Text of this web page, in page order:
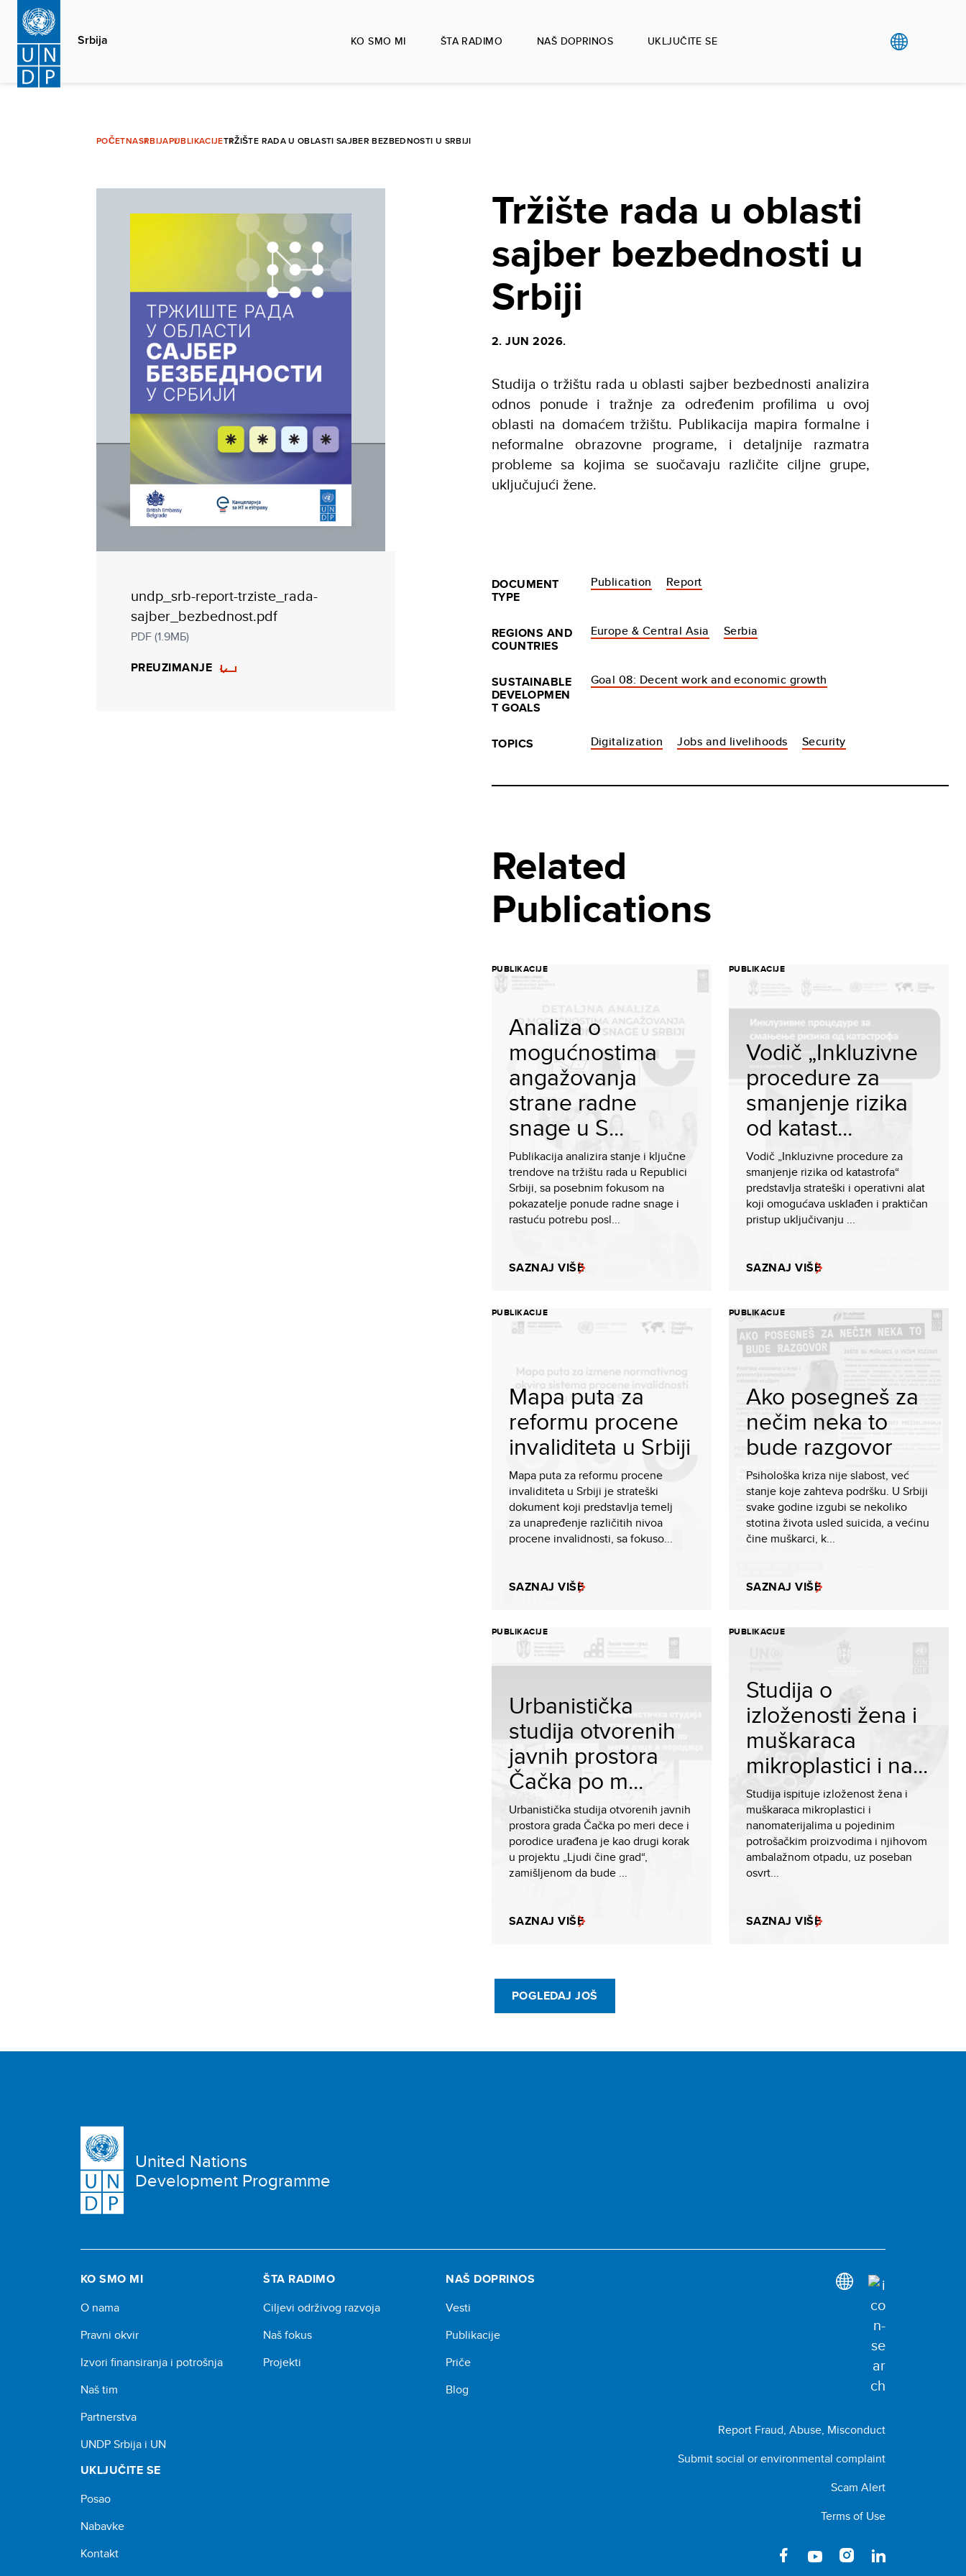
Skip
main
content
Srbija KO SMO MI ŠTA RADIMO NAŠ DOPRINOS UKLJUČITE SE
POČETNASRBIJAPUBLIKACIJETRŽIŠTE RADA U OBLASTI SAJBER BEZBEDNOSTI U SRBIJI
undp_srb-report-trziste_rada-
sajber_bezbednost.pdf
PDF (1.9МБ)
PREUZIMANJE
Tržište rada u oblasti
sajber bezbednosti u
Srbiji
2. JUN 2026.
Studija o tržištu rada u oblasti sajber bezbednosti analizira
odnos ponude i tražnje za određenim profilima u ovoj
oblasti na domaćem tržištu. Publikacija mapira formalne i
neformalne obrazovne programe, i detaljnije razmatra
probleme sa kojima se suočavaju različite ciljne grupe,
uključujući žene.
DOCUMENT
TYPE
Publication Report
REGIONS AND
COUNTRIES
Europe & Central Asia Serbia
SUSTAINABLE
DEVELOPMEN
T GOALS
Goal 08: Decent work and economic growth
TOPICS Digitalization Jobs and livelihoods Security
Related
Publications
PUBLIKACIJE
Analiza o
mogućnostima
angažovanja
strane radne
snage u S...
Publikacija analizira stanje i ključne
trendove na tržištu rada u Republici
Srbiji, sa posebnim fokusom na
pokazatelje ponude radne snage i
rastuću potrebu posl...
SAZNAJ VIŠE
PUBLIKACIJE
Vodič „Inkluzivne
procedure za
smanjenje rizika
od katast...
Vodič „Inkluzivne procedure za
smanjenje rizika od katastrofa“
predstavlja strateški i operativni alat
koji omogućava usklađen i praktičan
pristup uključivanju ...
SAZNAJ VIŠE
PUBLIKACIJE
Mapa puta za
reformu procene
invaliditeta u Srbiji
Mapa puta za reformu procene
invaliditeta u Srbiji je strateški
dokument koji predstavlja temelj
za unapređenje različitih nivoa
procene invalidnosti, sa fokuso...
SAZNAJ VIŠE
PUBLIKACIJE
Ako posegneš za
nečim neka to
bude razgovor
Psihološka kriza nije slabost, već
stanje koje zahteva podršku. U Srbiji
svake godine izgubi se nekoliko
stotina života usled suicida, a većinu
čine muškarci, k...
SAZNAJ VIŠE
PUBLIKACIJE
Urbanistička
studija otvorenih
javnih prostora
Čačka po m...
Urbanistička studija otvorenih javnih
prostora grada Čačka po meri dece i
porodice urađena je kao drugi korak
u projektu „Ljudi čine grad“,
zamišlјenom da bude ...
SAZNAJ VIŠE
PUBLIKACIJE
Studija o
izloženosti žena i
muškaraca
mikroplastici i na...
Studija ispituje izloženost žena i
muškaraca mikroplastici i
nanomaterijalima u pojedinim
potrošačkim proizvodima i njihovom
ambalažnom otpadu, uz poseban
osvrt...
SAZNAJ VIŠE
POGLEDAJ JOŠ
United Nations
Development Programme
KO SMO MI
O nama
Pravni okvir
Izvori finansiranja i potrošnja
Naš tim
Partnerstva
UNDP Srbija i UN
ŠTA RADIMO
Ciljevi održivog razvoja
Naš fokus
Projekti
NAŠ DOPRINOS
Vesti
Publikacije
Priče
Blog
UKLJUČITE SE
Posao
Nabavke
Kontakt
Report Fraud, Abuse, Misconduct
Submit social or environmental complaint
Scam Alert
Terms of Use